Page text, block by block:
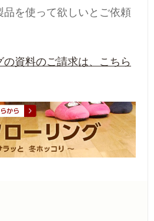
品を使って欲しいとご依頼
資料のご請求は、こちら